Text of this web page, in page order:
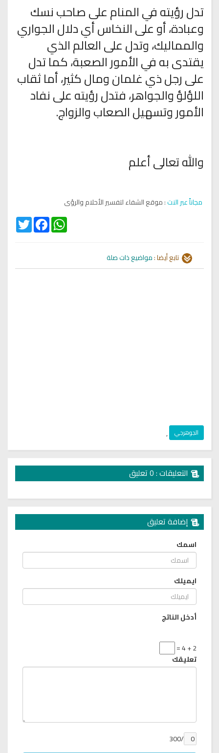
تدل رؤيته في المنام على صاحب نسك
وعبادة، أو على النخاس أي دلال الجواري
والمماليك، وتدل على العالم الذي
يقتدى به في الأمور الصعبة، كما تدل
على رجل ذي غلمان ومال كثير، أما ثقاب
اللؤلؤ والجواهر، فتدل رؤيته على نفاد
الأمور وتسهيل الصعاب والزواج.
والله تعالى أعلم
مجاناً عبر النت: موقع الشفاء لتفسير الأحلام والرؤى
Twitter
FacebookWhatsApp
تابع أيضا :مواضيع ذات صلة
الجوهرجي ,
التعليقات : 0 تعليق
إضافة تعليق
اسمك
ايميلك
أدخل الناتج
2 + 4 =
تعليقك
/300